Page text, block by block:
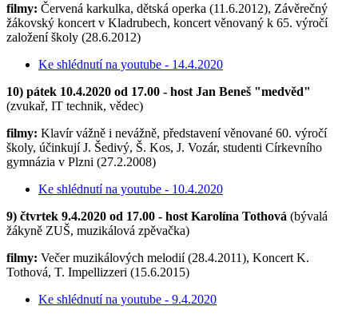
filmy: Červená karkulka, dětská operka (11.6.2012), Závěrečný
žákovský koncert v Kladrubech, koncert věnovaný k 65. výročí
založení školy (28.6.2012)
Ke shlédnutí na youtube - 14.4.2020
10) pátek 10.4.2020 od 17.00 - host Jan Beneš "medvěd"
(zvukař, IT technik, vědec)
filmy: Klavír vážně i nevážně, představení věnované 60. výročí
školy, účinkují J. Šedivý, Š. Kos, J. Vozár, studenti Církevního
gymnázia v Plzni (27.2.2008)
Ke shlédnutí na youtube - 10.4.2020
9) čtvrtek 9.4.2020 od 17.00 - host Karolína Tothová (bývalá
žákyně ZUŠ, muzikálová zpěvačka)
filmy: Večer muzikálových melodií (28.4.2011), Koncert K.
Tothová, T. Impellizzeri (15.6.2015)
Ke shlédnutí na youtube - 9.4.2020